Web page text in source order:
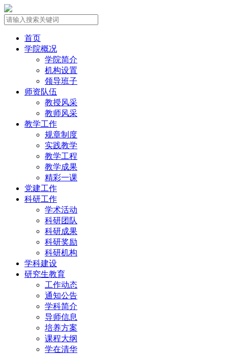
首页
学院概况
学院简介
机构设置
领导班子
师资队伍
教授风采
教师风采
教学工作
规章制度
实践教学
教学工程
教学成果
精彩一课
党建工作
科研工作
学术活动
科研团队
科研成果
科研奖励
科研机构
学科建设
研究生教育
工作动态
通知公告
学科简介
导师信息
培养方案
课程大纲
学在清华